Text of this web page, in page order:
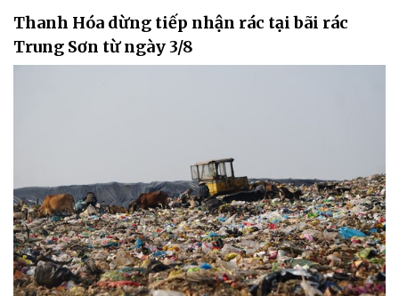
Thanh Hóa dừng tiếp nhận rác tại bãi rác
Trung Sơn từ ngày 3/8